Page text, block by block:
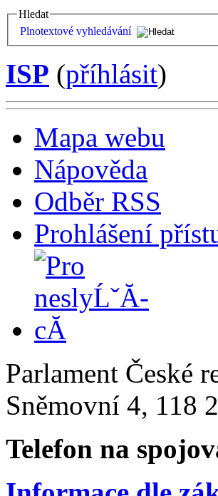
Hledat
Plnotextové vyhledávání
ISP (příhlásit)
Mapa webu
Nápověda
Odběr RSS
Prohlášení
Parlament České
Sněmovní 4, 118
Telefon na